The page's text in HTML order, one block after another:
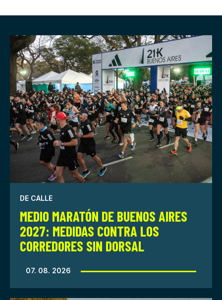
DE CALLE
MEDIO MARATÓN DE BUENOS AIRES
2027: MEDIDAS CONTRA LOS
CORREDORES SIN DORSAL
07. 08. 2026